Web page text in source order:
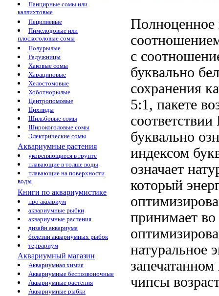
Панцирные сомы или
каллихтовые
Пецилиевые
Пимелодовые или
плоскоголовые сомы
Полурылые
Радужницы
Хаковые сомы
Харациновые
Хелостомовые
Хоботнорылые
Центропомовые
Цихлиды
Шильбовые сомы
Широкоголовые сомы
Электрические сомы
Аквариумные растения
укореняющиеся в грунте
плавающие в толще воды
плавающие на поверхности
воды
Книги по аквариумистике
про аквариум
аквариумные рыбки
аквариумные растения
дизайн аквариума
болезни аквариумных рыбок
террариум
Аквариумный магазин
Аквариумная химия
Аквариумные беспозвоночные
Аквариумные растения
Аквариумные рыбки
Полноценное
с
буквально
сохранения
5:1, пакете
соответствии
буквально
индексом
означает
который
принимает во
натуральное
запечатанном
чипсы